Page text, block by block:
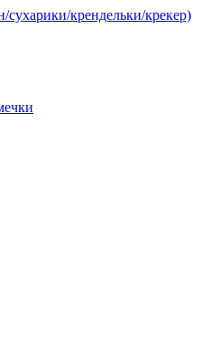
крендельки/крекер)